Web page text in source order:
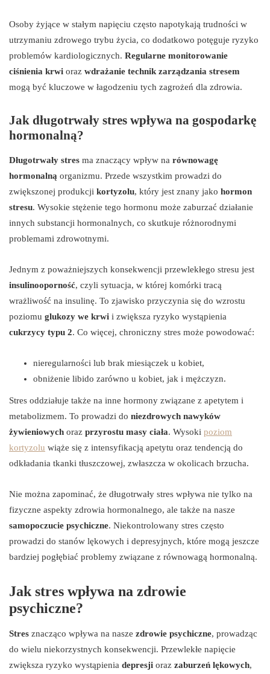
Osoby żyjące w stałym napięciu często napotykają trudności w
utrzymaniu zdrowego trybu życia, co dodatkowo potęguje ryzyko
problemów kardiologicznych. Regularne monitorowanie
ciśnienia krwi oraz wdrażanie technik zarządzania stresem
mogą być kluczowe w łagodzeniu tych zagrożeń dla zdrowia.
Jak długotrwały stres wpływa na gospodarkę
hormonalną?
Długotrwały stres ma znaczący wpływ na równowagę
hormonalną organizmu. Przede wszystkim prowadzi do
zwiększonej produkcji kortyzolu, który jest znany jako hormon
stresu. Wysokie stężenie tego hormonu może zaburzać działanie
innych substancji hormonalnych, co skutkuje różnorodnymi
problemami zdrowotnymi.
Jednym z poważniejszych konsekwencji przewlekłego stresu jest
insulinooporność, czyli sytuacja, w której komórki tracą
wrażliwość na insulinę. To zjawisko przyczynia się do wzrostu
poziomu glukozy we krwi i zwiększa ryzyko wystąpienia
cukrzycy typu 2. Co więcej, chroniczny stres może powodować:
nieregularności lub brak miesiączek u kobiet,
obniżenie libido zarówno u kobiet, jak i mężczyzn.
Stres oddziałuje także na inne hormony związane z apetytem i
metabolizmem. To prowadzi do niezdrowych nawyków
żywieniowych oraz przyrostu masy ciała. Wysoki poziom
kortyzolu wiąże się z intensyfikacją apetytu oraz tendencją do
odkładania tkanki tłuszczowej, zwłaszcza w okolicach brzucha.
Nie można zapominać, że długotrwały stres wpływa nie tylko na
fizyczne aspekty zdrowia hormonalnego, ale także na nasze
samopoczucie psychiczne. Niekontrolowany stres często
prowadzi do stanów lękowych i depresyjnych, które mogą jeszcze
bardziej pogłębiać problemy związane z równowagą hormonalną.
Jak stres wpływa na zdrowie
psychiczne?
Stres znacząco wpływa na nasze zdrowie psychiczne, prowadząc
do wielu niekorzystnych konsekwencji. Przewlekłe napięcie
zwiększa ryzyko wystąpienia depresji oraz zaburzeń lękowych,